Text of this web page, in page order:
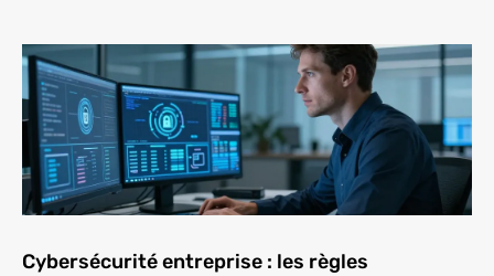
Cybersécurité entreprise : les règles